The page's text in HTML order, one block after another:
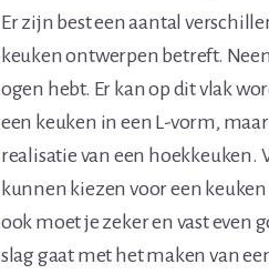
Er zijn best een aantal
keuken ontwerpen betreft.
ogen hebt. Er kan op dit vlak
een keuken in een L-vorm,
realisatie van een hoekkeuken.
kunnen kiezen voor een
ook moet je zeker en vast even
slag gaat met het maken van